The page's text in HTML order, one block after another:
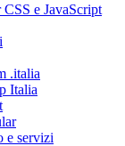
e JavaScript
.italia
Italia
e servizi